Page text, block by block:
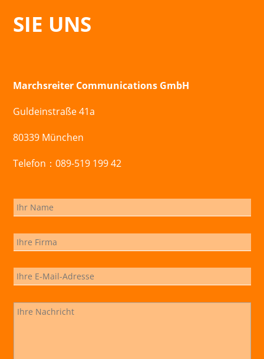
SIE UNS
Marchsreiter Communications GmbH
Guldeinstraße 41a
80339 München
Telefon：089-519 199 42